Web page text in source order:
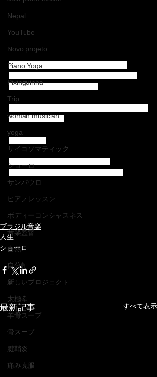
Nepal
YouTube
Novo projeto
Piano Yoga
Pixinguinha
Trip
woman musician
yoga
サイコソマティック
ショーロ
サンパウロ
ピアノレッスン
ボディーコンシャスネス
音楽監督
自然
自分軸
新しいプロジェクト
太極拳
羊骨スープ
骨スープ
腱鞘炎
痛み克服
Vol.6 : Makiko Invites! CRISTAL/CESAR
Wesley Vasconcelos e Ceará !!
Camargo Mariano ?
Obrigada meus amigos queridos !!!!
ブラジル音楽
人生
ショーロ
最新記事 すべて表示